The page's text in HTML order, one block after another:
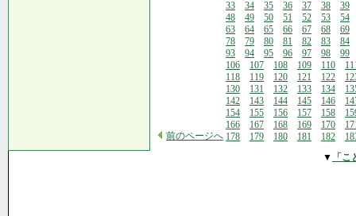
前のページへ
33
34 35 36 37 38
39
48
49 50 51 52 53
54
63
64 65 66 67 68
69
78
79 80 81 82 83
84
93
94 95 96 97 98
99
106
107 108 109 110
118
119 120 121 122
130
131 132 133 134
142
143 144 145 146
154
155 156 157 158
166
167 168 169 170
178
179 180 181 182
▼
「